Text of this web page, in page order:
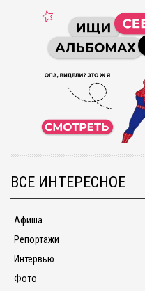
ВСЕ ИНТЕРЕСНОЕ
Афиша
Репортажи
Интервью
Фото